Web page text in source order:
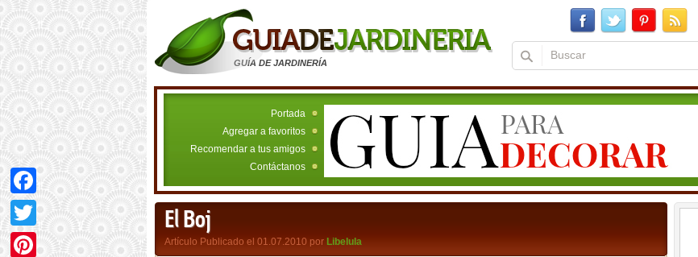
GUÍA DE JARDINERÍA
Portada
Agregar a favoritos
Recomendar a tus amigos
Contáctanos
El Boj
Artículo Publicado el 01.07.2010 por Libelula
Facebook
Twitter